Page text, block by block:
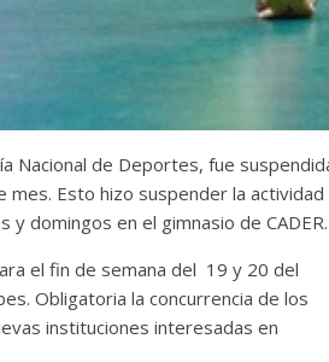
Nacional de Deportes, fue
Esto hizo suspender la actividad
y domingos en el gimnasio de CADER.
el fin de semana del 19 y 20 del
Obligatoria la concurrencia de los
instituciones interesadas en